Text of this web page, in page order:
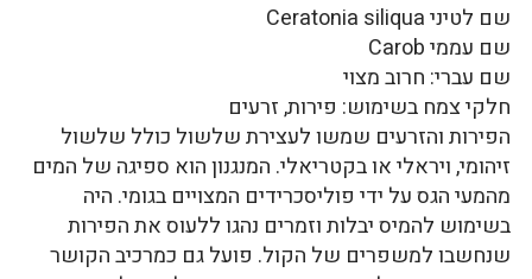
שם לטיני Ceratonia siliqua
שם עממי Carob
שם עברי: חרוב מצוי
חלקי צמח בשימוש: פירות, זרעים
הפירות והזרעים שמשו לעצירת שלשול כולל שלשול
זיהומי, ויראלי או בקטריאלי. המנגנון הוא ספיגה של המים
מהמעי הגס על ידי פוליסכרידים המצויים בגומי. היה
בשימוש להמיס יבלות וזמרים נהגו ללעוס את הפירות
שנחשבו למשפרים של הקול. פועל גם כמרכיב הקושר